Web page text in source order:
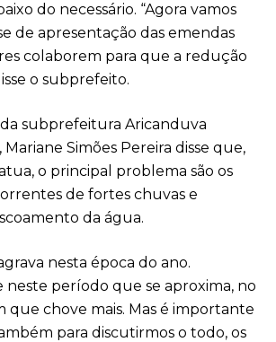
do necessário. “Agora vamos
de apresentação das emendas
colaborem para que a redução
o subprefeito.
subprefeitura Aricanduva
Mariane Simões Pereira disse que,
o principal problema são os
de fortes chuvas e
da água.
nesta época do ano.
neste período que se aproxima, no
que chove mais. Mas é importante
para discutirmos o todo, os